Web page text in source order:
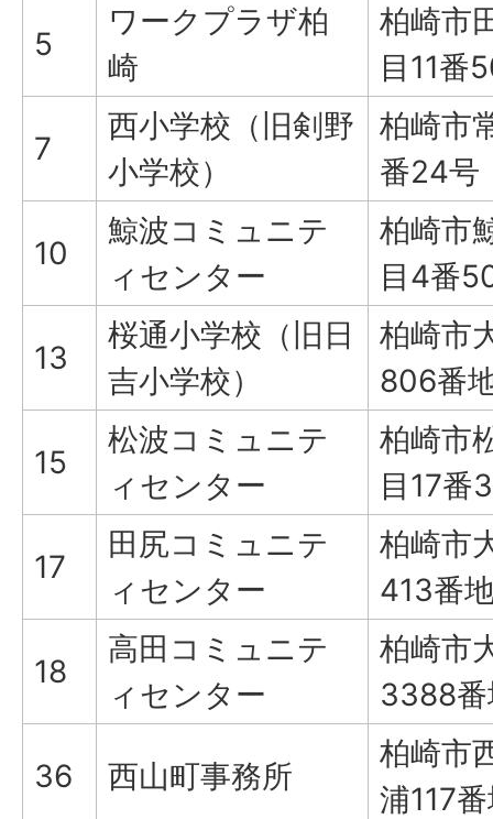
5
ワークプラザ柏
崎
柏崎市
目11番
7
西小学校（旧剣野
小学校）
柏崎市
番24号
10
鯨波コミュニテ
ィセンター
柏崎市
目4番
13
桜通小学校（旧日
吉小学校）
柏崎市
806番
15
松波コミュニテ
ィセンター
柏崎市
目17番
17
田尻コミュニテ
ィセンター
柏崎市
413番
18
高田コミュニテ
ィセンター
柏崎市
3388
36 西山町事務所
柏崎市
浦117